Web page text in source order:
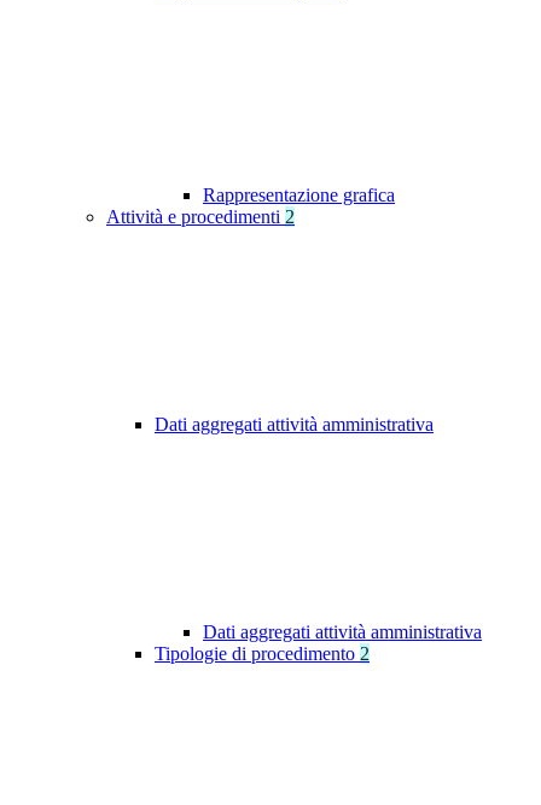
Rappresentazione grafica
Attività e procedimenti 2
Dati aggregati attività amministrativa
Dati aggregati attività amministrativa
Tipologie di procedimento 2